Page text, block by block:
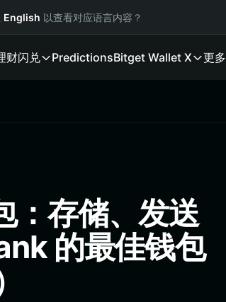
English 以查看对应语言内容？
财闪兑 PredictionsBitget Wallet X 更多
：存储、发送
的最佳钱包